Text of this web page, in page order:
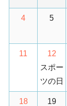
4 5
11
12
スポー
ツの日
18 19